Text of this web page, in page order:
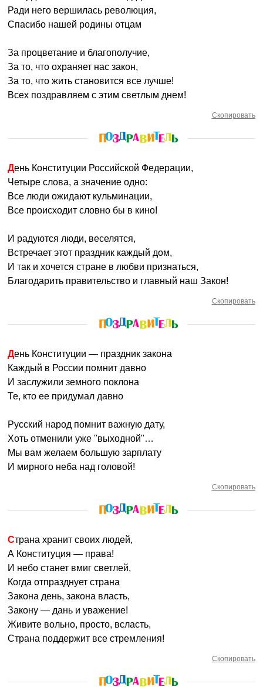
Ради него вершилась революция,
Спасибо нашей родины отцам
За процветание и благополучие,
За то, что охраняет нас закон,
За то, что жить становится все лучше!
Всех поздравляем с этим светлым днем!
Скопировать
День Конституции Российской Федерации,
Четыре слова, а значение одно:
Все люди ожидают кульминации,
Все происходит словно бы в кино!
И радуются люди, веселятся,
Встречает этот праздник каждый дом,
И так и хочется стране в любви признаться,
Благодарить правительство и главный наш Закон!
Скопировать
День Конституции — праздник закона
Каждый в России помнит давно
И заслужили земного поклона
Те, кто ее придумал давно
Русский народ помнит важную дату,
Хоть отменили уже "выходной"…
Мы вам желаем большую зарплату
И мирного неба над головой!
Скопировать
Страна хранит своих людей,
А Конституция — права!
И небо станет вмиг светлей,
Когда отпразднует страна
Закона день, закона власть,
Закону — дань и уважение!
Живите вольно, просто, всласть,
Страна поддержит все стремления!
Скопировать